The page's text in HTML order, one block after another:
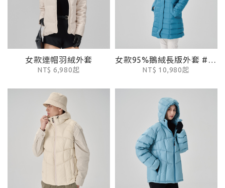
女款連帽羽絨外套
NT$ 6,980起
女款95%鵝絨長版外套 #006
NT$ 10,980起